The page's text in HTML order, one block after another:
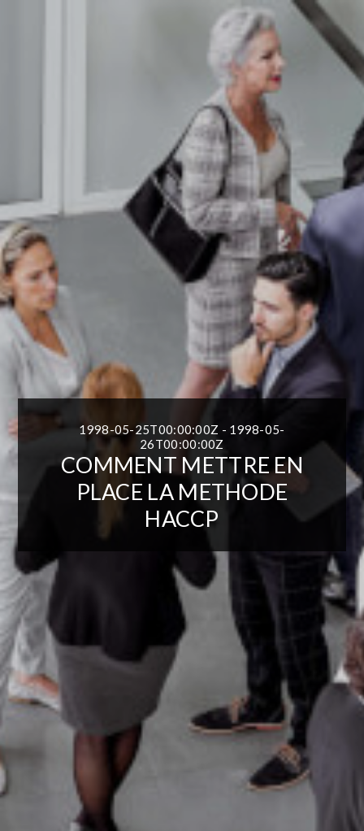
1998-05-25T00:00:00Z - 1998-05-
26T00:00:00Z
COMMENT METTRE EN
PLACE LA METHODE
HACCP